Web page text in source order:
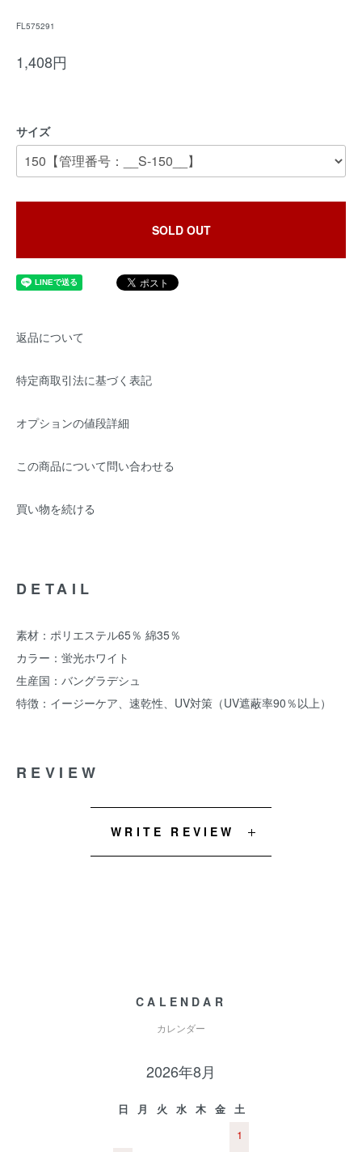
FL575291
1,408円
サイズ
SOLD OUT
返品について
特定商取引法に基づく表記
オプションの値段詳細
この商品について問い合わせる
買い物を続ける
DETAIL
素材：ポリエステル65％ 綿35％
カラー：蛍光ホワイト
生産国：バングラデシュ
特徴：イージーケア、速乾性、UV対策（UV遮蔽率90％以上）
REVIEW
WRITE REVIEW
CALENDAR
カレンダー
2026年8月
日 月 火 水 木 金
土
1